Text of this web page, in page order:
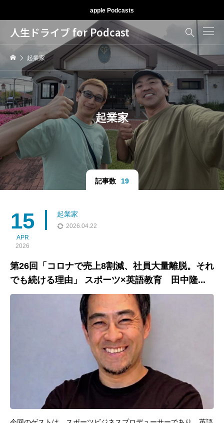
apple Podcasts
人生ドライブ for Podcast 
起業家
起業家
記事数 19
15
APR
2026
起業家
2026.04.22
第26回「コロナで売上8割減、社員大量離脱。それ
でも続ける理由」 スポーツ×英語教育 田中隆...